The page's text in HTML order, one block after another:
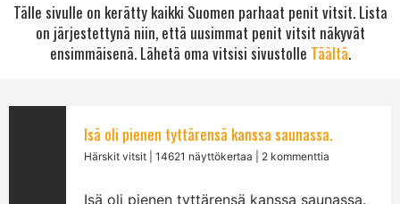
Tälle sivulle on kerätty kaikki Suomen parhaat penit vitsit. Lista
on järjestettynä niin, että uusimmat penit vitsit näkyvät
ensimmäisenä. Lähetä oma vitsisi sivustolle Täältä.
Isä oli pienen tyttärensä kanssa saunassa.
Härskit vitsit | 14621 näyttökertaa | 2 kommenttia
Isä oli pienen tyttärensä kanssa saunassa.